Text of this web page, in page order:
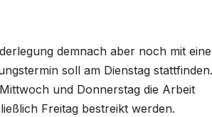
demnach aber noch mit
soll am Dienstag stattfinden.
und Donnerstag die Arbeit
Freitag bestreikt werden.